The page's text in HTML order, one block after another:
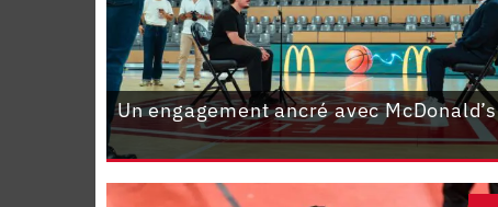
Un engagement ancré avec McDonald’s